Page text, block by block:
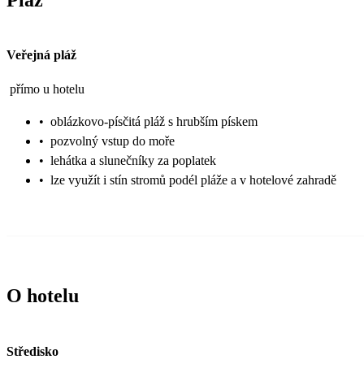
Veřejná pláž
přímo u hotelu
• oblázkovo-písčitá pláž s hrubším pískem
• pozvolný vstup do moře
• lehátka a slunečníky za poplatek
• lze využít i stín stromů podél pláže a v hotelové zahradě
O hotelu
Středisko